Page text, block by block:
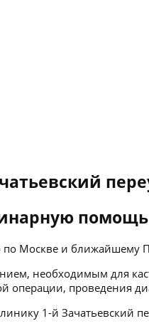
по Москве и ближайшему
необходимым для
операции, проведения
1-й Зачатьевский